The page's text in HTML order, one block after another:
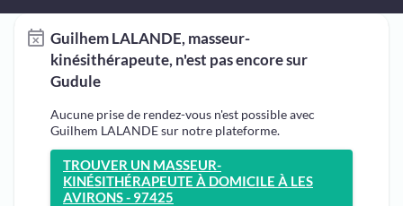
Guilhem LALANDE, masseur-
kinésithérapeute, n'est pas encore sur
Gudule
Aucune prise de rendez-vous n'est possible avec
Guilhem LALANDE sur notre plateforme.
TROUVER UN MASSEUR-
KINÉSITHÉRAPEUTE À DOMICILE À LES
AVIRONS - 97425